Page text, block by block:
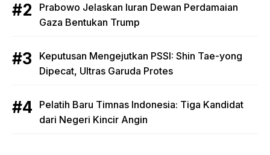
Prabowo Jelaskan Iuran Dewan Perdamaian
Gaza Bentukan Trump
Keputusan Mengejutkan PSSI: Shin Tae-yong
Dipecat, Ultras Garuda Protes
Pelatih Baru Timnas Indonesia: Tiga Kandidat
dari Negeri Kincir Angin